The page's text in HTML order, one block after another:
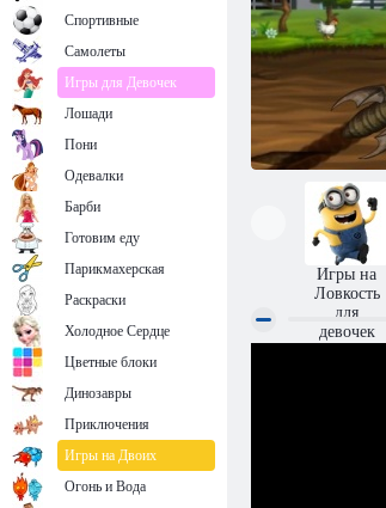
Игры на
Ловкость
для
девочек
Спортивные
Самолеты
Игры для Девочек
Лошади
Пони
Одевалки
Барби
Готовим еду
Парикмахерская
Раскраски
Холодное Сердце
Цветные блоки
Динозавры
Приключения
Игры на Двоих
Огонь и Вода